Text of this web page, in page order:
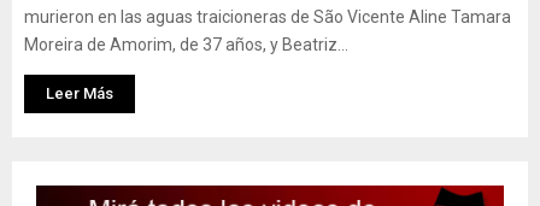
murieron en las aguas traicioneras de São Vicente Aline Tamara
Moreira de Amorim, de 37 años, y Beatriz...
Leer Más